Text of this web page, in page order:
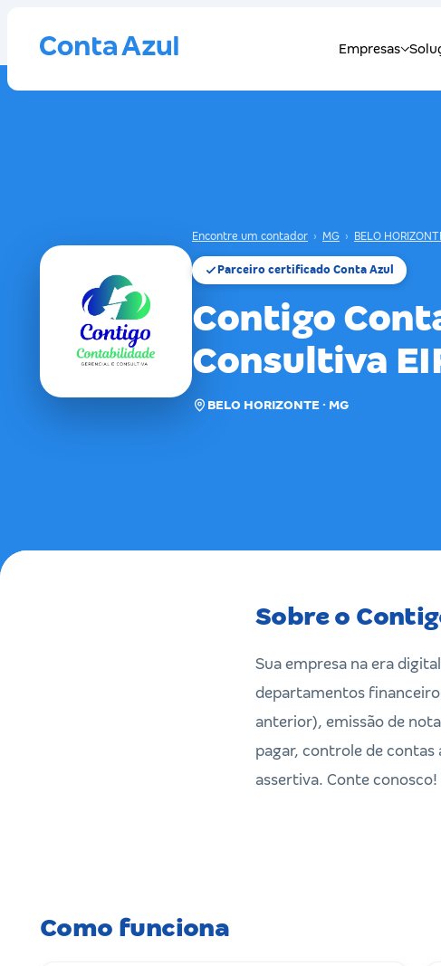
Encontre um contador › MG › BELO
Parceiro certificado Conta Azul
Contigo
Consultiva
BELO HORIZONTE · MG
Sobre o
Sua empresa na era
departamentos
anterior), emissão de
pagar, controle de contas
assertiva. Conte conosco!
Como funciona